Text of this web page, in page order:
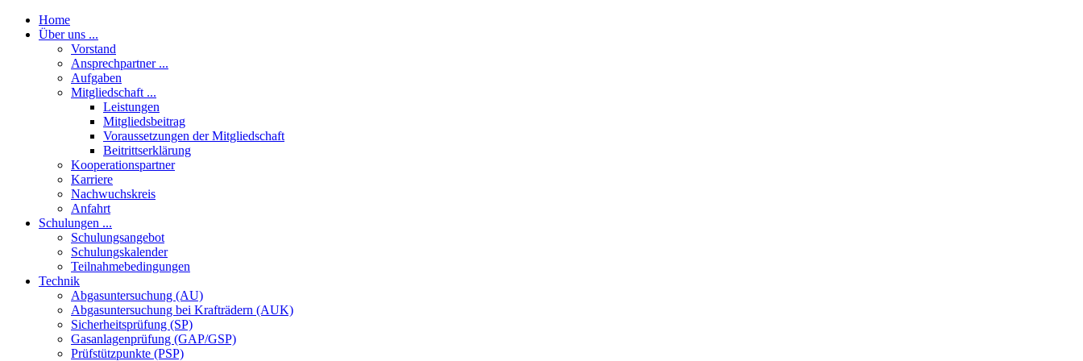
Home
Über uns ...
Vorstand
Ansprechpartner ...
Aufgaben
Mitgliedschaft ...
Leistungen
Mitgliedsbeitrag
Voraussetzungen der Mitgliedschaft
Beitrittserklärung
Kooperationspartner
Karriere
Nachwuchskreis
Anfahrt
Schulungen ...
Schulungsangebot
Schulungskalender
Teilnahmebedingungen
Technik
Abgasuntersuchung (AU)
Abgasuntersuchung bei Krafträdern (AUK)
Sicherheitsprüfung (SP)
Gasanlagenprüfung (GAP/GSP)
Prüfstützpunkte (PSP)